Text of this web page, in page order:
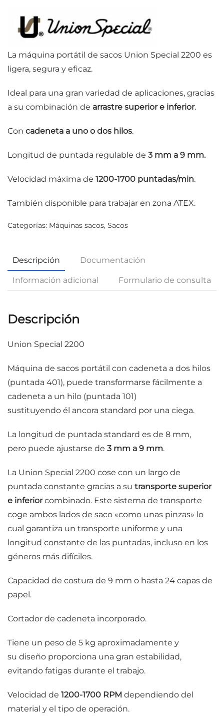
La máquina portátil de sacos Union Special 2200 es
ligera, segura y eficaz.
Ideal para una gran variedad de aplicaciones, gracias
a su combinación de arrastre superior e inferior.
Con cadeneta a uno o dos hilos.
Longitud de puntada regulable de 3 mm a 9 mm.
Velocidad máxima de 1200-1700 puntadas/min.
También disponible para trabajar en zona ATEX.
Categorías: Máquinas sacos, Sacos
Descripción Documentación
Información adicional Formulario de consulta
Descripción
Union Special 2200
Máquina de sacos portátil con cadeneta a dos hilos
(puntada 401), puede transformarse fácilmente a
cadeneta a un hilo (puntada 101)
sustituyendo él ancora standard por una ciega.
La longitud de puntada standard es de 8 mm,
pero puede ajustarse de 3 mm a 9 mm.
La Union Special 2200 cose con un largo de
puntada constante gracias a su transporte superior
e inferiorcombinado. Este sistema de transporte
coge ambos lados de saco «como unas pinzas» lo
cual garantiza un transporte uniforme y una
longitud constante de las puntadas, incluso en los
géneros más difíciles.
Capacidad de costura de 9 mm o hasta 24 capas de
papel.
Cortador de cadeneta incorporado.
Tiene un peso de 5 kg aproximadamente y
su diseño proporciona una gran estabilidad,
evitando fatigas durante el trabajo.
Velocidad de 1200-1700 RPM dependiendo del
material y el tipo de operación.